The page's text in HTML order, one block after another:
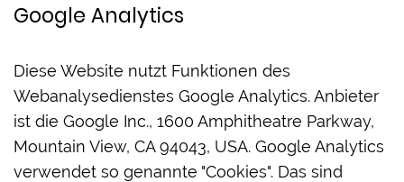
Google Analytics
Diese Website nutzt Funktionen des
Webanalysedienstes Google Analytics. Anbieter
ist die Google Inc., 1600 Amphitheatre Parkway,
Mountain View, CA 94043, USA. Google Analytics
verwendet so genannte "Cookies". Das sind